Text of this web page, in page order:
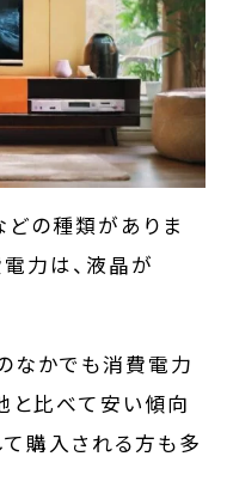
どの種類がありま
力は、液晶が
なかでも消費電力
と比べて安い傾向
て購入される方も多